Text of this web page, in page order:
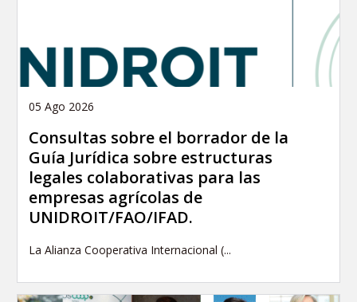
05 Ago 2026
Consultas sobre el borrador de la
Guía Jurídica sobre estructuras
legales colaborativas para las
empresas agrícolas de
UNIDROIT/FAO/IFAD.
La Alianza Cooperativa Internacional (...